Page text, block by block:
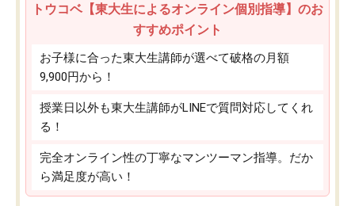
トウコベ【東大生によるオンライン個別指導】のお
すすめポイント
お子様に合った東大生講師が選べて破格の月額
9,900円から！
授業日以外も東大生講師がLINEで質問対応してくれ
る！
完全オンライン性の丁寧なマンツーマン指導。だか
ら満足度が高い！